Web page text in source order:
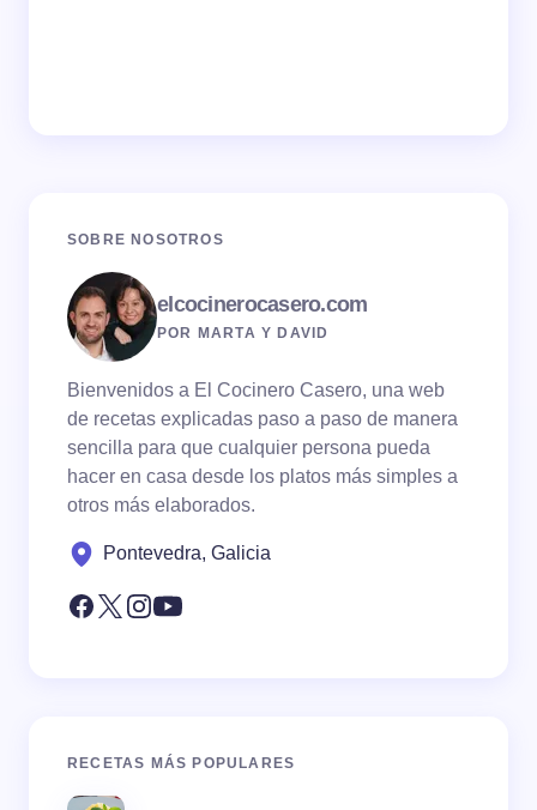
SOBRE NOSOTROS
elcocinerocasero.com
POR MARTA Y DAVID
Bienvenidos a El Cocinero Casero, una web
de recetas explicadas paso a paso de manera
sencilla para que cualquier persona pueda
hacer en casa desde los platos más simples a
otros más elaborados.
Pontevedra, Galicia
RECETAS MÁS POPULARES